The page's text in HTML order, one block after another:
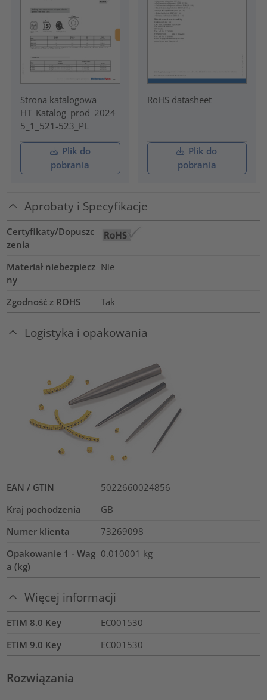
Strona katalogowa
HT_Katalog_prod_2024_
5_1_521-523_PL
Plik do
pobrania
RoHS datasheet
Plik do
pobrania
Aprobaty i Specyfikacje
Certyfikaty/Dopuszc
zenia
Materiał niebezpiecz
ny
Nie
Zgodność z ROHS Tak
Logistyka i opakowania
EAN / GTIN
5022660024856
Kraj pochodzenia
GB
Numer klienta
73269098
Opakowanie 1 - Wag
a (kg)
0.010001 kg
Więcej informacji
ETIM 8.0 Key
EC001530
ETIM 9.0 Key
EC001530
Rozwiązania